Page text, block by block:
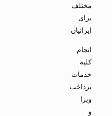
مختلف
برای
ایرانیان
انجام
کلیه
خدمات
پرداخت
ویزا
و